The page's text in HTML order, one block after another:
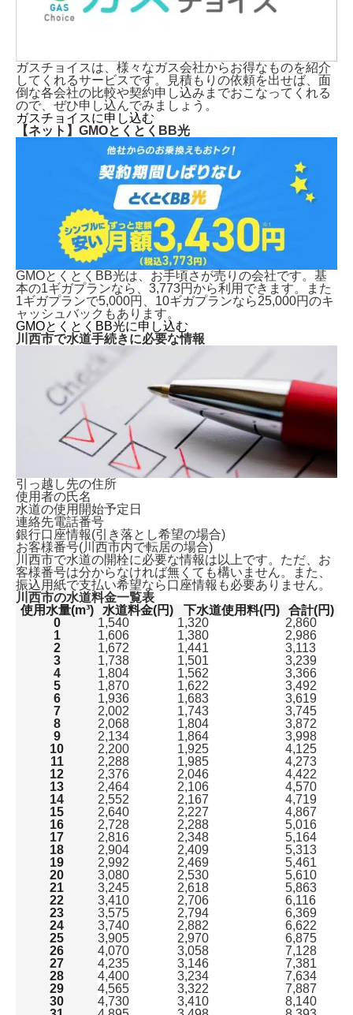
ガスチョイスは、様々なガス会社からお得なものを紹介
してくれるサービスです。見積もりの依頼を出せば、面
倒な各会社の比較や契約申し込みまでおこなってくれる
ので、ぜひ申し込んでみましょう。
ガスチョイスに申し込む
【ネット】GMOとくとくBB光
GMOとくとくBB光は、お手頃さが売りの会社です。基
本の1ギガプランなら、3,773円から利用できます。また
1ギガプランで5,000円、10ギガプランなら25,000円のキ
ャッシュバックもあります。
GMOとくとくBB光に申し込む
川西市で水道手続きに必要な情報
引っ越し先の住所
使用者の氏名
水道の使用開始予定日
連絡先電話番号
銀行口座情報(引き落とし希望の場合)
お客様番号(川西市内で転居の場合)
川西市で水道の開栓に必要な情報は以上です。ただ、 お
客様番号は分からなければ無くても構いません。
また、
振込用紙で支払い希望なら口座情報も必要ありません。
川西市の水道料金一覧表
使用水量(m³)
水道料金(円) 下水道使用料(円)
合計(円)
0
1,540 1,320
2,860
1
1,606 1,380
2,986
2
1,672 1,441
3,113
3
1,738 1,501
3,239
4
1,804 1,562
3,366
5
1,870 1,622
3,492
6
1,936 1,683
3,619
7
2,002 1,743
3,745
8
2,068 1,804
3,872
9
2,134 1,864
3,998
10
2,200 1,925
4,125
11
2,288 1,985
4,273
12
2,376 2,046
4,422
13
2,464 2,106
4,570
14
2,552 2,167
4,719
15
2,640 2,227
4,867
16
2,728 2,288
5,016
17
2,816 2,348
5,164
18
2,904 2,409
5,313
19
2,992 2,469
5,461
20
3,080 2,530
5,610
21
3,245 2,618
5,863
22
3,410 2,706
6,116
23
3,575 2,794
6,369
24
3,740 2,882
6,622
25
3,905 2,970
6,875
26
4,070 3,058
7,128
27
4,235 3,146
7,381
28
4,400 3,234
7,634
29
4,565 3,322
7,887
30
4,730 3,410
8,140